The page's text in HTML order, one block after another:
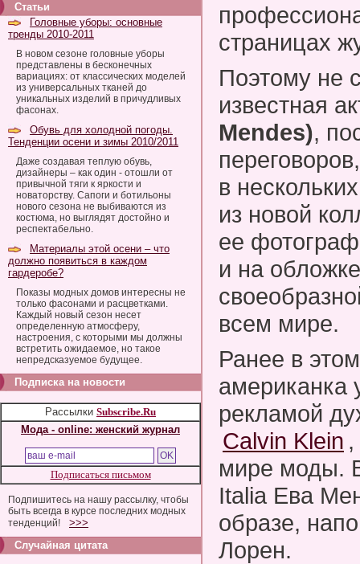
Статьи
Головные уборы: основные
тренды 2010-2011
В новом сезоне головные уборы
представлены в бесконечных
вариациях: от классических моделей
из универсальных тканей до
уникальных изделий в причудливых
фасонах.
Обувь для холодной погоды.
Тенденции осени и зимы 2010/2011
Даже создавая теплую обувь,
дизайнеры – как один - отошли от
привычной тяги к яркости и
новаторству. Сапоги и ботильоны
нового сезона не выбиваются из
костюма, но выглядят достойно и
респектабельно.
Материалы этой осени – что
должно появиться в каждом
гардеробе?
Показы модных домов интересны не
только фасонами и расцветками.
Каждый новый сезон несет
определенную атмосферу,
настроения, с которыми мы должны
встретить ожидаемое, но такое
непредсказуемое будущее.
Подписка на новости
Рассылки Subscribe.Ru
Мода - online: женский журнал
Подписаться письмом
Подпишитесь на нашу рассылку, чтобы
быть всегда в курсе последних модных
тенденций!
>>>
Случайная цитата
страницах
Поэтому не
известная
Mendes),
в
из новой
ее
и на
всем мире.
Ранее в
американка
рекламой
Calvin Klein
мире моды.
Italia Ева
образе,
Лорен.